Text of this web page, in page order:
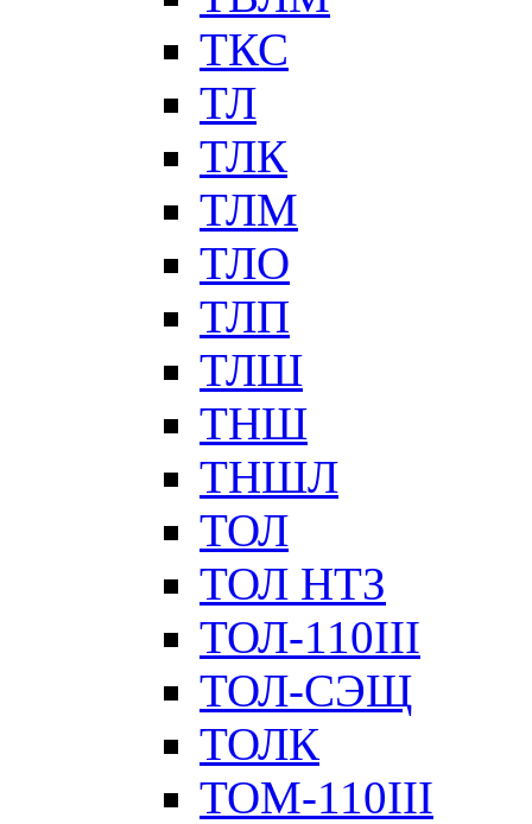
ТКС
ТЛ
ТЛК
ТЛМ
ТЛО
ТЛП
ТЛШ
ТНШ
ТНШЛ
ТОЛ
ТОЛ НТЗ
ТОЛ-110III
ТОЛ-СЭЩ
ТОЛК
ТОМ-110III